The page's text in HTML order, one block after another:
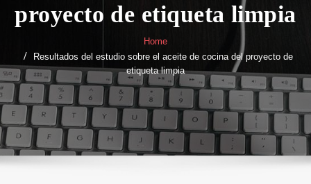
proyecto de etiqueta limpia
Home
Resultados del estudio sobre el aceite de cocina del proyecto de
etiqueta limpia